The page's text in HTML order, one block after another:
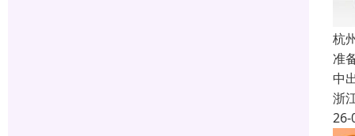
杭
准
中
浙
26-